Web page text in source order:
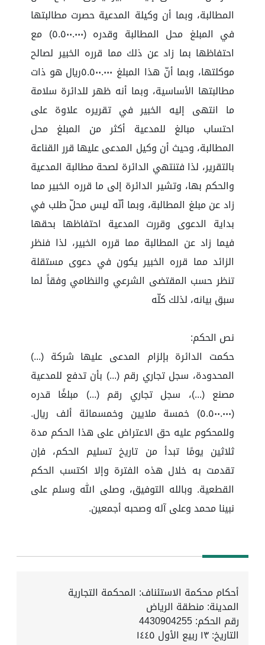
المطالبة، وبما أن وكيلة المدعية حصرت مطالبتها
في المبلغ محل المطالبة وقدره (٥.٥٠٠.٠٠٠) مع
احتفاظها بما زاد عن ذلك مما قرره الخبير لصالح
موكلتها، وبما أنّ هذا المبلغ ٥.٥٠٠.٠٠٠ريال هو ذات
مطالبتها الأساسية، وبما أنه ظهر للدائرة سلامة
ما انتهى إليه الخبير في تقريره علاوة على
احتساب مبالغ للمدعية أكثر من المبلغ محل
المطالبة، وحيث أن وكيل المدعى عليها قرر القناعة
بالتقرير، لذا فتنتهي الدائرة لصحة مطالبة المدعية
والحكم بها، وتشير الدائرة إلى ما قرره الخبير مما
زاد عن مبلغ المطالبة، وبما أنّه ليس محلّ طلب في
بداية الدعوى وقررت المدعية احتفاظها بحقها
فيما زاد عن المطالبة مما قرره الخبير، لذا فنظر
الزائد مما قرره الخبير يكون في دعوى مستقلة
تنظر حسب المقتضى الشرعي والنظامي وفقاً لما
سبق بيانه، لذلك كلّه
نص الحكم:
حكمت الدائرة بإلزام المدعى عليها شركة (...)
المحدودة، سجل تجاري رقم (...) بأن تدفع للمدعية
مصنع (...)، سجل تجاري رقم (...) مبلغًا قدره
(٥.٥٠٠.٠٠٠) خمسة ملايين وخمسمائة ألف ريال.
وللمحكوم عليه حق الاعتراض على هذا الحكم مدة
ثلاثين يومًا تبدأ من تاريخ تسليم الحكم، فإن
تقدمت به خلال هذه الفترة وإلا اكتسب الحكم
القطعية. وبالله التوفيق، وصلى الله وسلم على
نبينا محمد وعلى آله وصحبه أجمعين.
أحكام محكمة الاستئناف: المحكمة التجارية
المدينة: منطقة الرياض
رقم الحكم: 4430904255
التاريخ:١٣ ربيع الأول ١٤٤٥